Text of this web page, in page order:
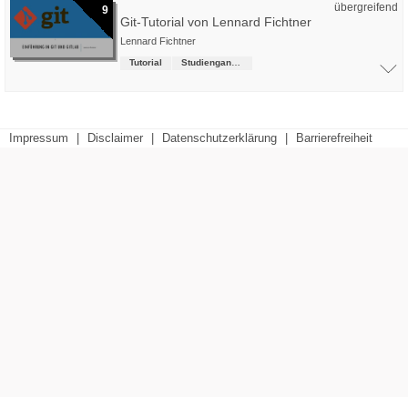
9 übergreifend
Git-Tutorial von Lennard Fichtner
Lennard Fichtner
Tutorial
Impressum Disclaimer Datenschutzerklärung Barrierefreiheit